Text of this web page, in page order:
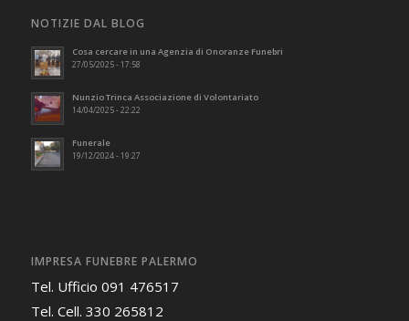
NOTIZIE DAL BLOG
Cosa cercare in una Agenzia di Onoranze Funebri
27/05/2025 - 17:58
Nunzio Trinca Associazione di Volontariato
14/04/2025 - 22:22
Funerale
19/12/2024 - 19:27
IMPRESA FUNEBRE PALERMO
Tel. Ufficio 091 476517
Tel. Cell. 330 265812